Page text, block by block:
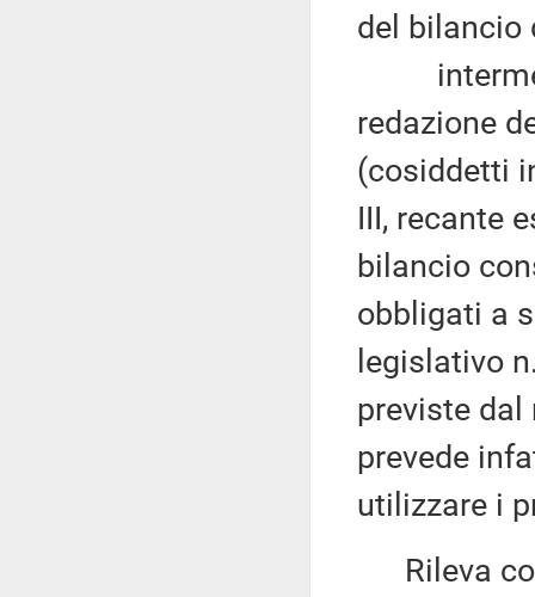
del bilancio
redazione
(cosiddetti
III, recante
bilancio
obbligati a
legislativo
previste dal
prevede
utilizzare i
Rileva